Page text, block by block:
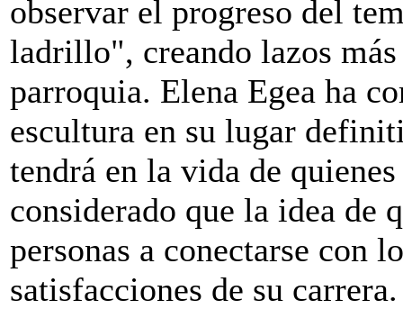
observar el progreso del
ladrillo", creando lazos
parroquia. Elena Egea ha
escultura en su lugar
tendrá en la vida de
considerado que la idea de
personas a conectarse con
satisfacciones de su carrera.